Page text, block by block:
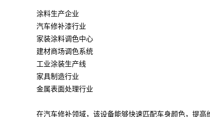
涂料生产企业
汽车修补漆行业
家装涂料调色中心
建材商场调色系统
工业涂装生产线
家具制造行业
金属表面处理行业
在汽车修补领域，该设备能够快速匹配车身颜色，提